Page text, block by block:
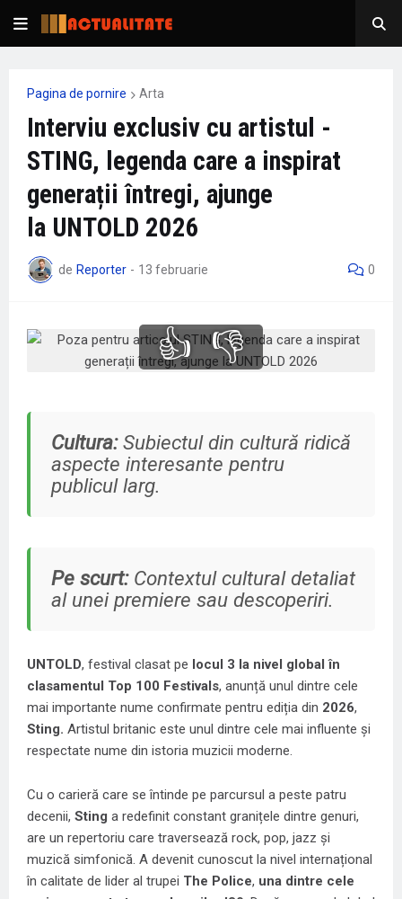
Pagina de pornire Arta
Interviu exclusiv cu artistul -
STING, legenda care a inspirat
generații întregi, ajunge
la UNTOLD 2026
de Reporter - 13 februarie 0
👍 👎
Cultura:Subiectul din cultură ridică
aspecte interesante pentru
publicul larg.
Pe scurt:Contextul cultural detaliat
al unei premiere sau descoperiri.
UNTOLD, festival clasat pe locul 3 la nivel global în
clasamentul Top 100 Festivals, anunță unul dintre cele
mai importante nume confirmate pentru ediția din 2026,
Sting. Artistul britanic este unul dintre cele mai influente și
respectate nume din istoria muzicii moderne.
Cu o carieră care se întinde pe parcursul a peste patru
decenii, Sting a redefinit constant granițele dintre genuri,
are un repertoriu care traversează rock, pop, jazz și
muzică simfonică. A devenit cunoscut la nivel internațional
în calitate de lider al trupei The Police, una dintre cele